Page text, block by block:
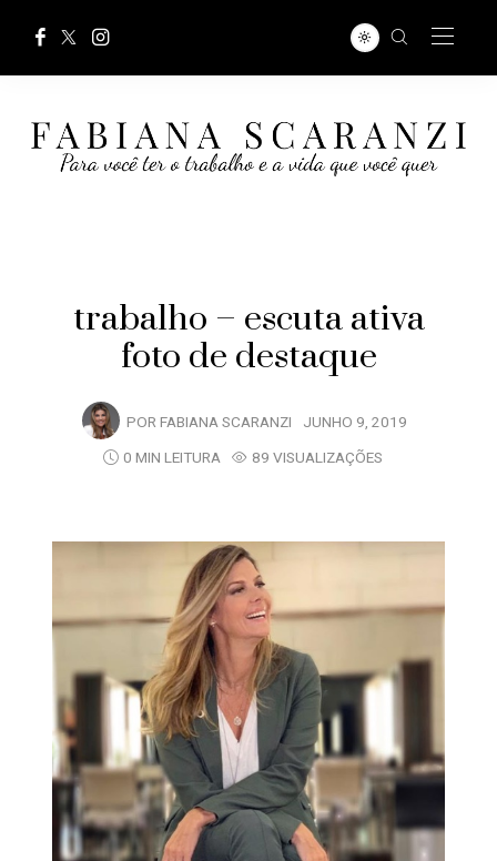
trabalho – escuta ativa
foto de destaque
POR FABIANA SCARANZI JUNHO 9, 2019
0 MIN LEITURA
89 VISUALIZAÇÕES